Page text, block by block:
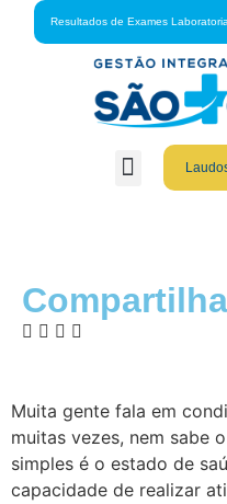
Resultados de Exames
Muita gente fala em
muitas vezes, nem sabe
simples é o estado de
capacidade de realizar